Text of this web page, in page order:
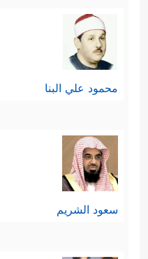
محمود علي البنا
سعود الشريم